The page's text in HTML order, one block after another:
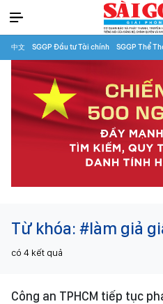
中文 SGGP Đầu tư Tài chính SGGP Thể
Từ khóa: #làm giả
có 4 kết quả
Công an TPHCM tiếp tục